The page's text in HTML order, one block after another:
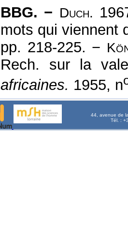
BBG. − Duch.
mots qui viennent
pp. 218-225. −
Rech. sur la
africaines. 1955, n
44, avenue de
Tél. :